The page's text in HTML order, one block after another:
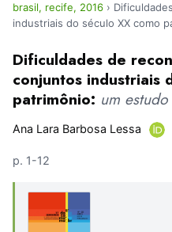
brasil, recife, 2016 ›
industriais do século XX como
Dificuldades de
conjuntos industriais
patrimônio: um
Ana Lara Barbosa Lessa
p. 1-12